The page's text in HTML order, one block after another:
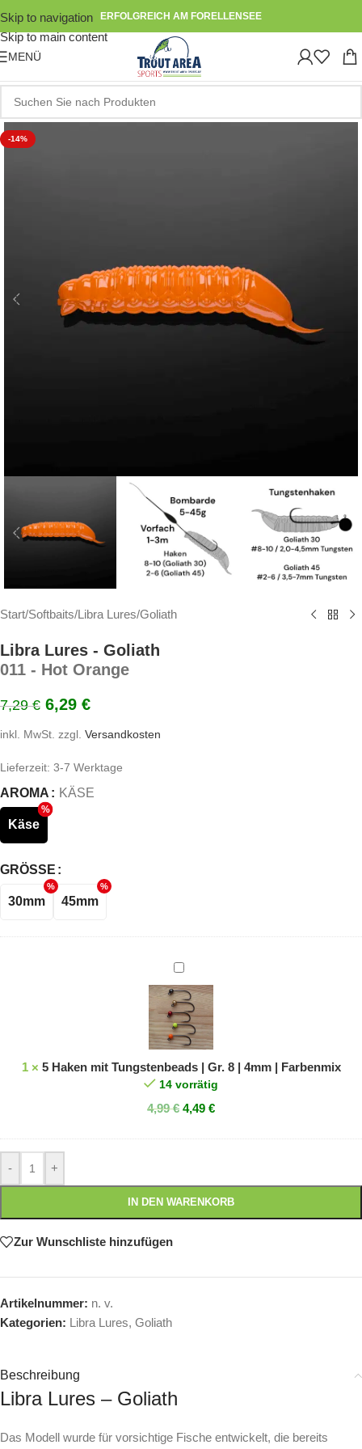
Skip to navigation
Skip to main content
ERFOLGREICH AM FORELLENSEE
MENÜ
-14%
Start/Softbaits/Libra Lures/Goliath
Libra Lures - Goliath
011 - Hot Orange
7,29€ 6,29 €
inkl. MwSt. zzgl. Versandkosten
Lieferzeit: 3-7 Werktage
AROMA KÄSE
Käse
GRÖSSE
30mm 45mm
5
Haken
mit
Tungstenbeads
|
Gr.
8
|
|
1× 5 Haken mit Tungstenbeads | Gr. 8 | 4mm | Farbenmix
14 vorrätig
4,99€ 4,49 €
- +
IN DEN WARENKORB
Zur Wunschliste hinzufügen
Artikelnummer: n. v.
Kategorien: Libra Lures, Goliath
Beschreibung
Libra Lures – Goliath
Das Modell wurde für vorsichtige Fische entwickelt, die bereits